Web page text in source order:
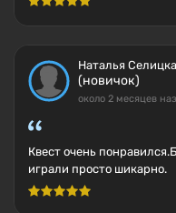
Наталья
(новичок)
около 2 месяцев
Квест очень
играли просто шикарно.